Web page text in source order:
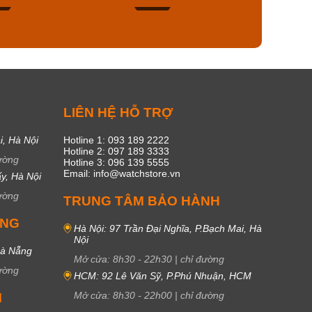
Hà Nội
Hà Nội
Nẵng
LIÊN HỆ HỖ TRỢ
Hotline 1: 093 189 2222
Hotline 2: 097 189 3333
Hotline 3: 096 139 5555
Email: info@watchstore.vn
TRUNG TÂM BẢO HÀNH
Hà Nội: 97 Trần Đại Nghĩa, P.Bạch Mai, Hà
Nội
Mở cửa: 8h30 - 22h30 | chỉ đường
HCM: 92 Lê Văn Sỹ, P.Phú Nhuận, HCM
Mở cửa: 8h30 - 22h00 | chỉ đường